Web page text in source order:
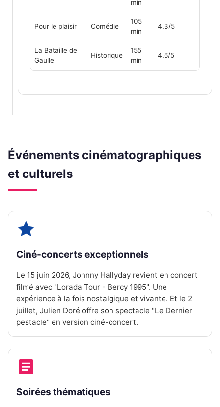
min
Pour le plaisir Comédie
105
min
4.3/5
La Bataille de
Gaulle
Historique
155
min
4.6/5
Événements cinématographiques
et culturels
Ciné-concerts exceptionnels
Le 15 juin 2026, Johnny Hallyday revient en concert
filmé avec "Lorada Tour - Bercy 1995". Une
expérience à la fois nostalgique et vivante. Et le 2
juillet, Julien Doré offre son spectacle "Le Dernier
pestacle" en version ciné-concert.
Soirées thématiques